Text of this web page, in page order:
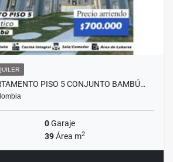
PISO 5 CONJUNTO BAMBÚ…
0Garaje
39Área m2